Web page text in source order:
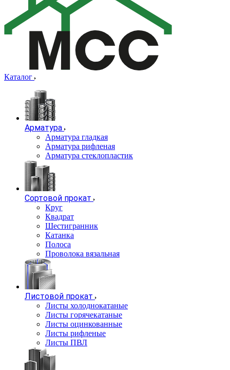
Каталог
Арматура
Арматура гладкая
Арматура рифленая
Арматура стеклопластик
Сортовой прокат
Круг
Квадрат
Шестигранник
Катанка
Полоса
Проволока вязальная
Листовой прокат
Листы холоднокатаные
Листы горячекатаные
Листы оцинкованные
Листы рифленые
Листы ПВЛ